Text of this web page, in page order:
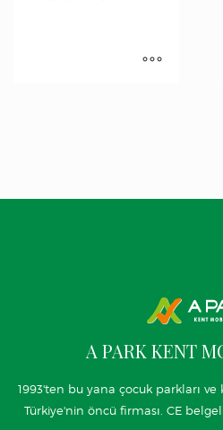
A PARK KENT
1993'ten bu yana çocuk parkları
Türkiye'nin öncü firması. CE